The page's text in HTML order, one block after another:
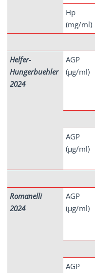
Hp
(mg/ml)
Helfer-
Hungerbuehler
2024
AGP
(µg/ml)
AGP
(µg/ml)
Romanelli
2024
AGP
(µg/ml)
AGP